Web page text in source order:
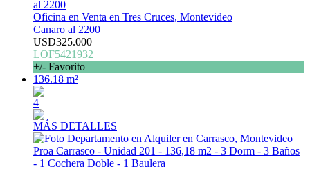
Oficina en Venta en Tres Cruces, Montevideo
Canaro al 2200
USD325.000
LOF5421932
+/- Favorito
136.18 m²
4
MÁS DETALLES